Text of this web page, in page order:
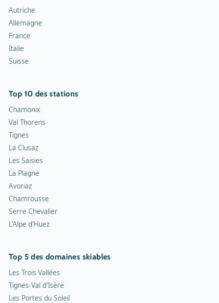
Autriche
Allemagne
France
Italie
Suisse
Top 10 des stations
Chamonix
Val Thorens
Tignes
La Clusaz
Les Saisies
La Plagne
Avoriaz
Chamrousse
Serre Chevalier
L'Alpe d'Huez
Top 5 des domaines skiables
Les Trois Vallées
Tignes-Val d'Isère
Les Portes du Soleil